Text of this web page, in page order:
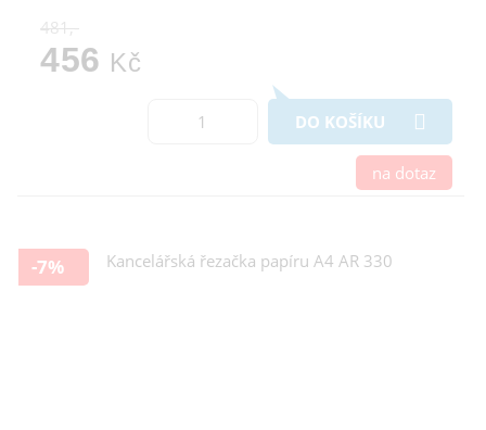
481,-
456 Kč
DO KOŠÍKU
na dotaz
-7%